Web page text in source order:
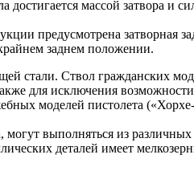
достигается массой затвора и
предусмотрена затворная
заднем положении.
стали. Ствол гражданских
для исключения
моделей пистолета
выполняться из различных
деталей имеет